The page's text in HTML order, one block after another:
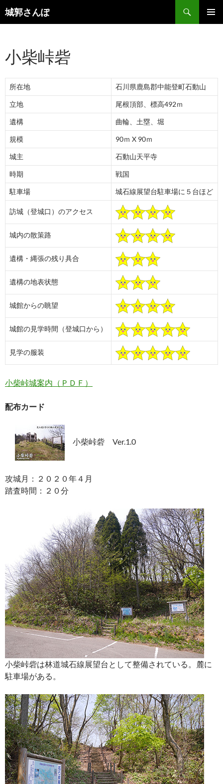
コ
ン
ス
プ
城郭さんぽ
検
索
小柴峠砦
所在地 石川県鹿島郡中能登町石動山
立地 尾根頂部、標高492ｍ
遺構 曲輪、土塁、堀
規模 90ｍ X 90ｍ
城主 石動山天平寺
時期 戦国
駐車場 城石線展望台駐車場に５台ほど
訪城（登城口）のアクセス
城内の散策路
遺構・縄張の残り具合
遺構の地表状態
城館からの眺望
城館の見学時間（登城口から）
見学の服装
小柴峠城案内（ＰＤＦ）
配布カード
小柴峠砦 Ver.1.0
攻城月：２０２０年４月
踏査時間：２０分
小柴峠砦は林道城石線展望台として整備されている。麓に
駐車場がある。